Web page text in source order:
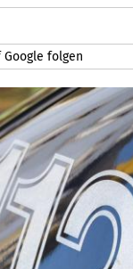
Google folgen